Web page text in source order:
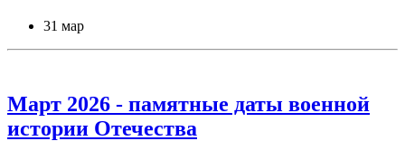
31 мар
Март 2026 - памятные даты военной
истории Отечества